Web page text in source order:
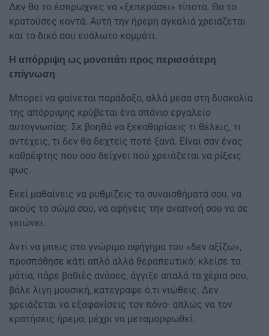
Δεν θα το έσπρωχνες να «ξεπεράσει» τίποτα. Θα το
κρατούσες κοντά. Αυτή την ήρεμη αγκαλιά χρειάζεται
και το δικό σου ευάλωτο κομμάτι.
Η απόρριψη ως μονοπάτι προς περισσότερη
επίγνωση
Μπορεί να φαίνεται παράδοξο, αλλά μέσα στη δυσκολία
της απόρριψης κρύβεται ένα σπάνιο εργαλείο
αυτογνωσίας. Σε βοηθά να ξεκαθαρίσεις τι θέλεις, τι
αντέχεις, τι δεν θα δεχτείς ποτέ ξανά. Είναι σαν ένας
καθρέφτης που σου δείχνει πού χρειάζεται να ρίξεις
φως.
Εκεί μαθαίνεις να ρυθμίζεις τα συναισθήματά σου, να
ακούς το σώμα σου, να αφήνεις την αναπνοή σου να σε
γειώνει.
Αντί να μπεις στο γνώριμο αφήγημα του «δεν αξίζω»,
προσπάθησε κάτι απλό αλλά θεραπευτικό: κλείσε τα
μάτια, πάρε βαθιές ανάσες, άγγιξε απαλά τα χέρια σου,
βάλε λίγη μουσική, κατέγραψε ό,τι νιώθεις. Δεν
χρειάζεται να εξαφανίσεις τον πόνο· απλώς να τον
κρατήσεις ήρεμα, μέχρι να μεταμορφωθεί.